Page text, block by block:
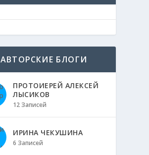
АВТОРСКИЕ БЛОГИ
ПРОТОИЕРЕЙ АЛЕКСЕЙ
ЛЫСИКОВ
12 Записей
ИРИНА ЧЕКУШИНА
6 Записей